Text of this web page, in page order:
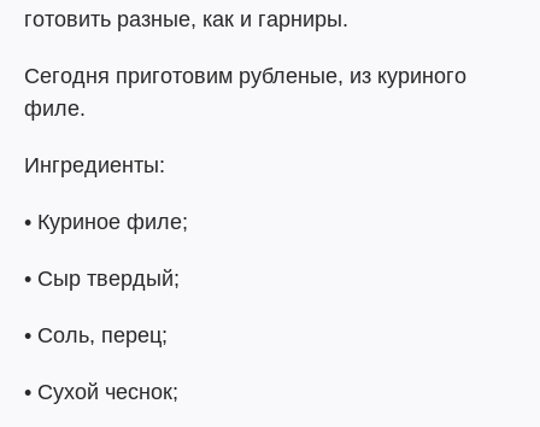
готовить разные, как и гарниры.
Сегодня приготовим рубленые, из куриного
филе.
Ингредиенты:
• Куриное филе;
• Сыр твердый;
• Соль, перец;
• Сухой чеснок;